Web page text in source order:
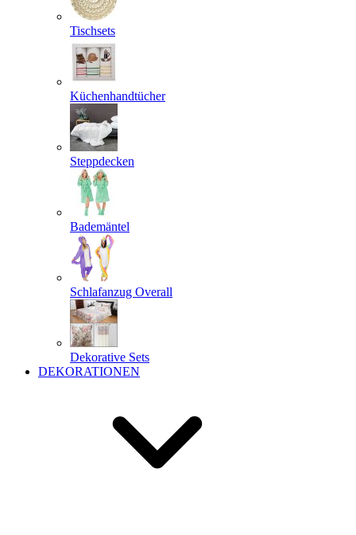
Tischsets
Küchenhandtücher
Steppdecken
Bademäntel
Schlafanzug Overall
Dekorative Sets
DEKORATIONEN